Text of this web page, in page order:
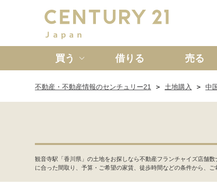
買う
新築一戸建て 中古一戸
借りる 売る
不動産・不動産情報のセンチュリー21 土地購入 中
観音寺駅「香川県」の土地をお探しなら不動産フランチャイズ店舗
に合った間取り、予算・ご希望の家賃、徒歩時間などの条件から、